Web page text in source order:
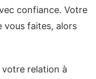
confiance. Votre
vous faites, alors
relation à